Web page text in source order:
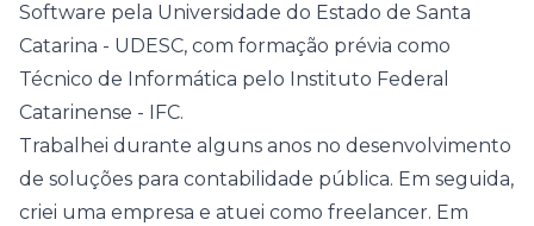
Software pela Universidade do Estado de Santa
Catarina - UDESC, com formação prévia como
Técnico de Informática pelo Instituto Federal
Catarinense - IFC.
Trabalhei durante alguns anos no desenvolvimento
de soluções para contabilidade pública. Em seguida,
criei uma empresa e atuei como freelancer. Em